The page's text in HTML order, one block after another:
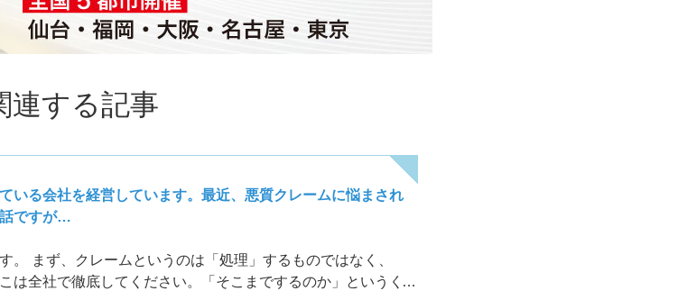
連する記事
いる会社を経営しています。最近、悪質クレームに悩まされ
ですが…
。 まず、クレームというのは「処理」するものではなく、
は全社で徹底してください。「そこまでするのか」というくら